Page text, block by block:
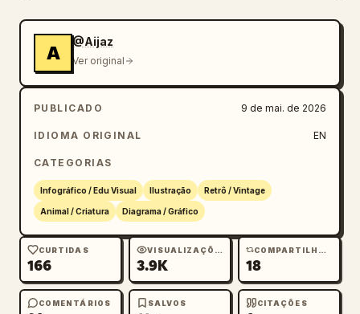
A
@Aijaz
Ver original
PUBLICADO 9 de mai. de 2026
IDIOMA ORIGINAL EN
CATEGORIAS
Infográfico / Edu Visual Ilustração Retrô / Vintage
Animal / Criatura Diagrama / Gráfico
CURTIDAS
166
VISUALIZAÇÕES
3.9K
COMPARTILHAMENTOS
18
COMENTÁRIOS SALVOS CITAÇÕES